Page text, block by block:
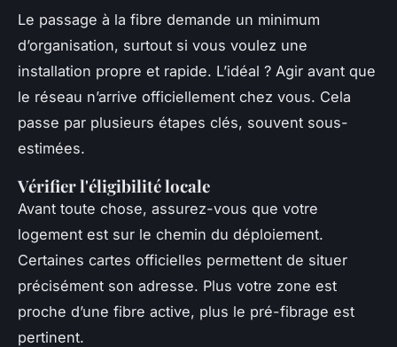
Le passage à la fibre demande un minimum
d’organisation, surtout si vous voulez une
installation propre et rapide. L’idéal ? Agir avant que
le réseau n’arrive officiellement chez vous. Cela
passe par plusieurs étapes clés, souvent sous-
estimées.
Vérifier l'éligibilité locale
Avant toute chose, assurez-vous que votre
logement est sur le chemin du déploiement.
Certaines cartes officielles permettent de situer
précisément son adresse. Plus votre zone est
proche d’une fibre active, plus le pré-fibrage est
pertinent.